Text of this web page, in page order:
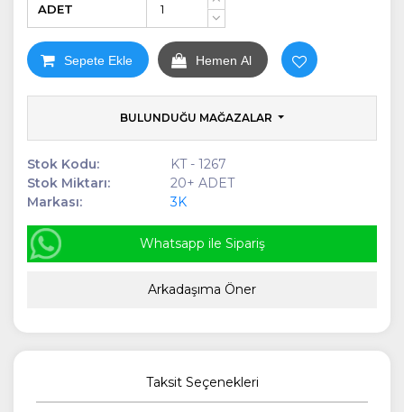
+
ADET
Sepete Ekle Hemen Al
BULUNDUĞU MAĞAZALAR
Stok Kodu:
KT - 1267
Stok Miktarı:
20+ ADET
Markası:
3K
Whatsapp ile Sipariş
Arkadaşıma Öner
Taksit Seçenekleri